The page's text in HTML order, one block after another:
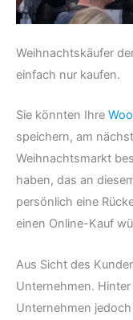
Weihnachtskäufer
einfach nur kaufen.
Sie könnten Ihre
speichern, am
Weihnachtsmarkt
haben, das an
persönlich eine
einen Online-Kauf
Aus Sicht des
Unternehmen.
Unternehmen